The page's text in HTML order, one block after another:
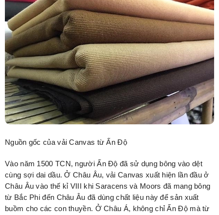
Nguồn gốc của vải Canvas từ Ấn Độ
Vào năm 1500 TCN, người Ấn Độ đã sử dụng bông vào dệt
cùng sợi dai dầu. Ở Châu Âu, vải Canvas xuất hiện lần đầu ở
Châu Âu vào thế kỉ VIII khi Saracens và Moors đã mang bông
từ Bắc Phi đến Châu Âu đã dùng chất liệu này để sản xuất
buồm cho các con thuyền. Ở Châu Á, không chỉ Ấn Độ mà từ